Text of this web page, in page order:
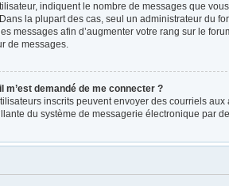
indiquent le nombre de messages que
la plupart des cas, seul un administrateur du
messages afin d’augmenter votre rang sur le
de messages.
m’est demandé de me connecter ?
inscrits peuvent envoyer des courriels aux
du système de messagerie électronique par